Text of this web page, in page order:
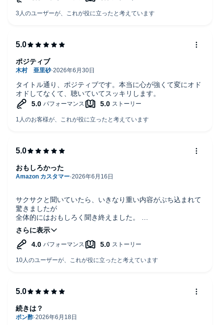
タイトル通り、ポジティブです。本当に心が強くて変にオド
オドしてなくて、聴いていてスッキリします。
ポジティブ
サクサクと聞いていたら、いきなり重い内容がぶち込まれて
驚きましたが
全体的にはおもしろく聞き終えました。
ナレーションも素晴らしかったですが、唯一辺境伯のキャラ
クターを
24歳なのに、せっかくの恋愛小説がおじ様声の設定で
おもしろかった
続きは？